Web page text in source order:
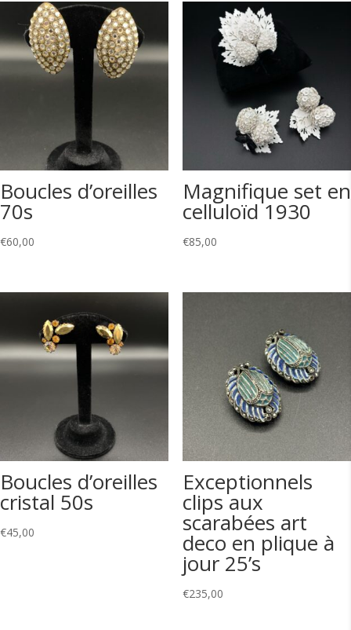
Boucles d’oreilles
70s
€60,00
Magnifique set en
celluloïd 1930
€85,00
Boucles d’oreilles
cristal 50s
€45,00
Exceptionnels
clips aux
scarabées art
deco en plique à
jour 25’s
€235,00